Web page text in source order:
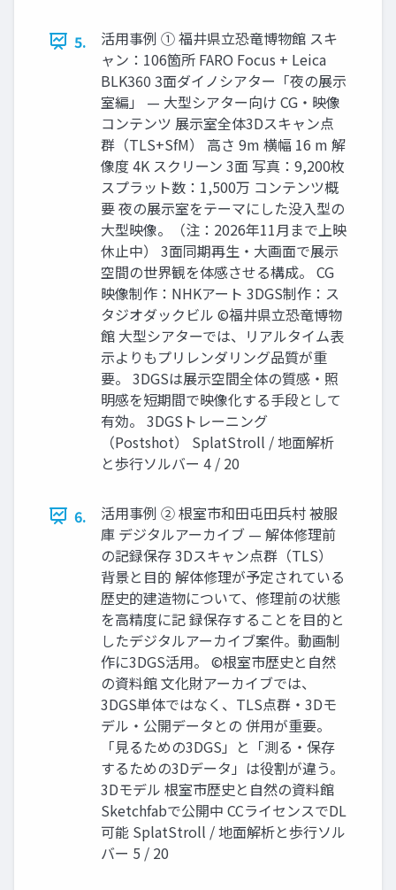
5.
活用事例 ① 福井県立恐竜博物館 スキ
ャン：106箇所 FARO Focus + Leica
BLK360 3面ダイノシアター「夜の展示
室編」 — 大型シアター向け CG・映像
コンテンツ 展示室全体3Dスキャン点
群（TLS+SfM） 高さ 9m 横幅 16 m 解
像度 4K スクリーン 3面 写真：9,200枚
スプラット数：1,500万 コンテンツ概
要 夜の展示室をテーマにした没入型の
大型映像。（注：2026年11月まで上映
休止中） 3面同期再生・大画面で展示
空間の世界観を体感させる構成。 CG
映像制作：NHKアート 3DGS制作：ス
タジオダックビル ©福井県立恐竜博物
館 大型シアターでは、リアルタイム表
示よりもプリレンダリング品質が重
要。 3DGSは展示空間全体の質感・照
明感を短期間で映像化する手段として
有効。 3DGSトレーニング
（Postshot） SplatStroll / 地面解析
と歩行ソルバー 4 / 20
6.
活用事例 ② 根室市和田屯田兵村 被服
庫 デジタルアーカイブ — 解体修理前
の記録保存 3Dスキャン点群（TLS）
背景と目的 解体修理が予定されている
歴史的建造物について、修理前の状態
を高精度に記 録保存することを目的と
したデジタルアーカイブ案件。動画制
作に3DGS活用。 ©根室市歴史と自然
の資料館 文化財アーカイブでは、
3DGS単体ではなく、TLS点群・3Dモ
デル・公開データとの 併用が重要。
「見るための3DGS」と「測る・保存
するための3Dデータ」は役割が違う。
3Dモデル 根室市歴史と自然の資料館
Sketchfabで公開中 CCライセンスでDL
可能 SplatStroll / 地面解析と歩行ソル
バー 5 / 20